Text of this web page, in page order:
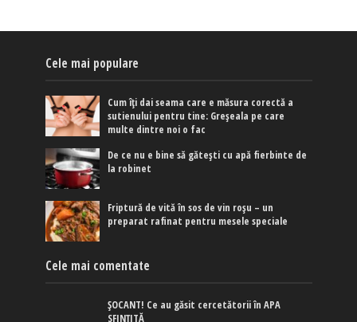
Cele mai populare
Cum îți dai seama care e măsura corectă a
sutienului pentru tine: Greșeala pe care
multe dintre noi o fac
De ce nu e bine să gătești cu apă fierbinte de
la robinet
Friptură de vită în sos de vin roșu – un
preparat rafinat pentru mesele speciale
Cele mai comentate
ȘOCANT! Ce au găsit cercetătorii în APA
SFINȚITĂ